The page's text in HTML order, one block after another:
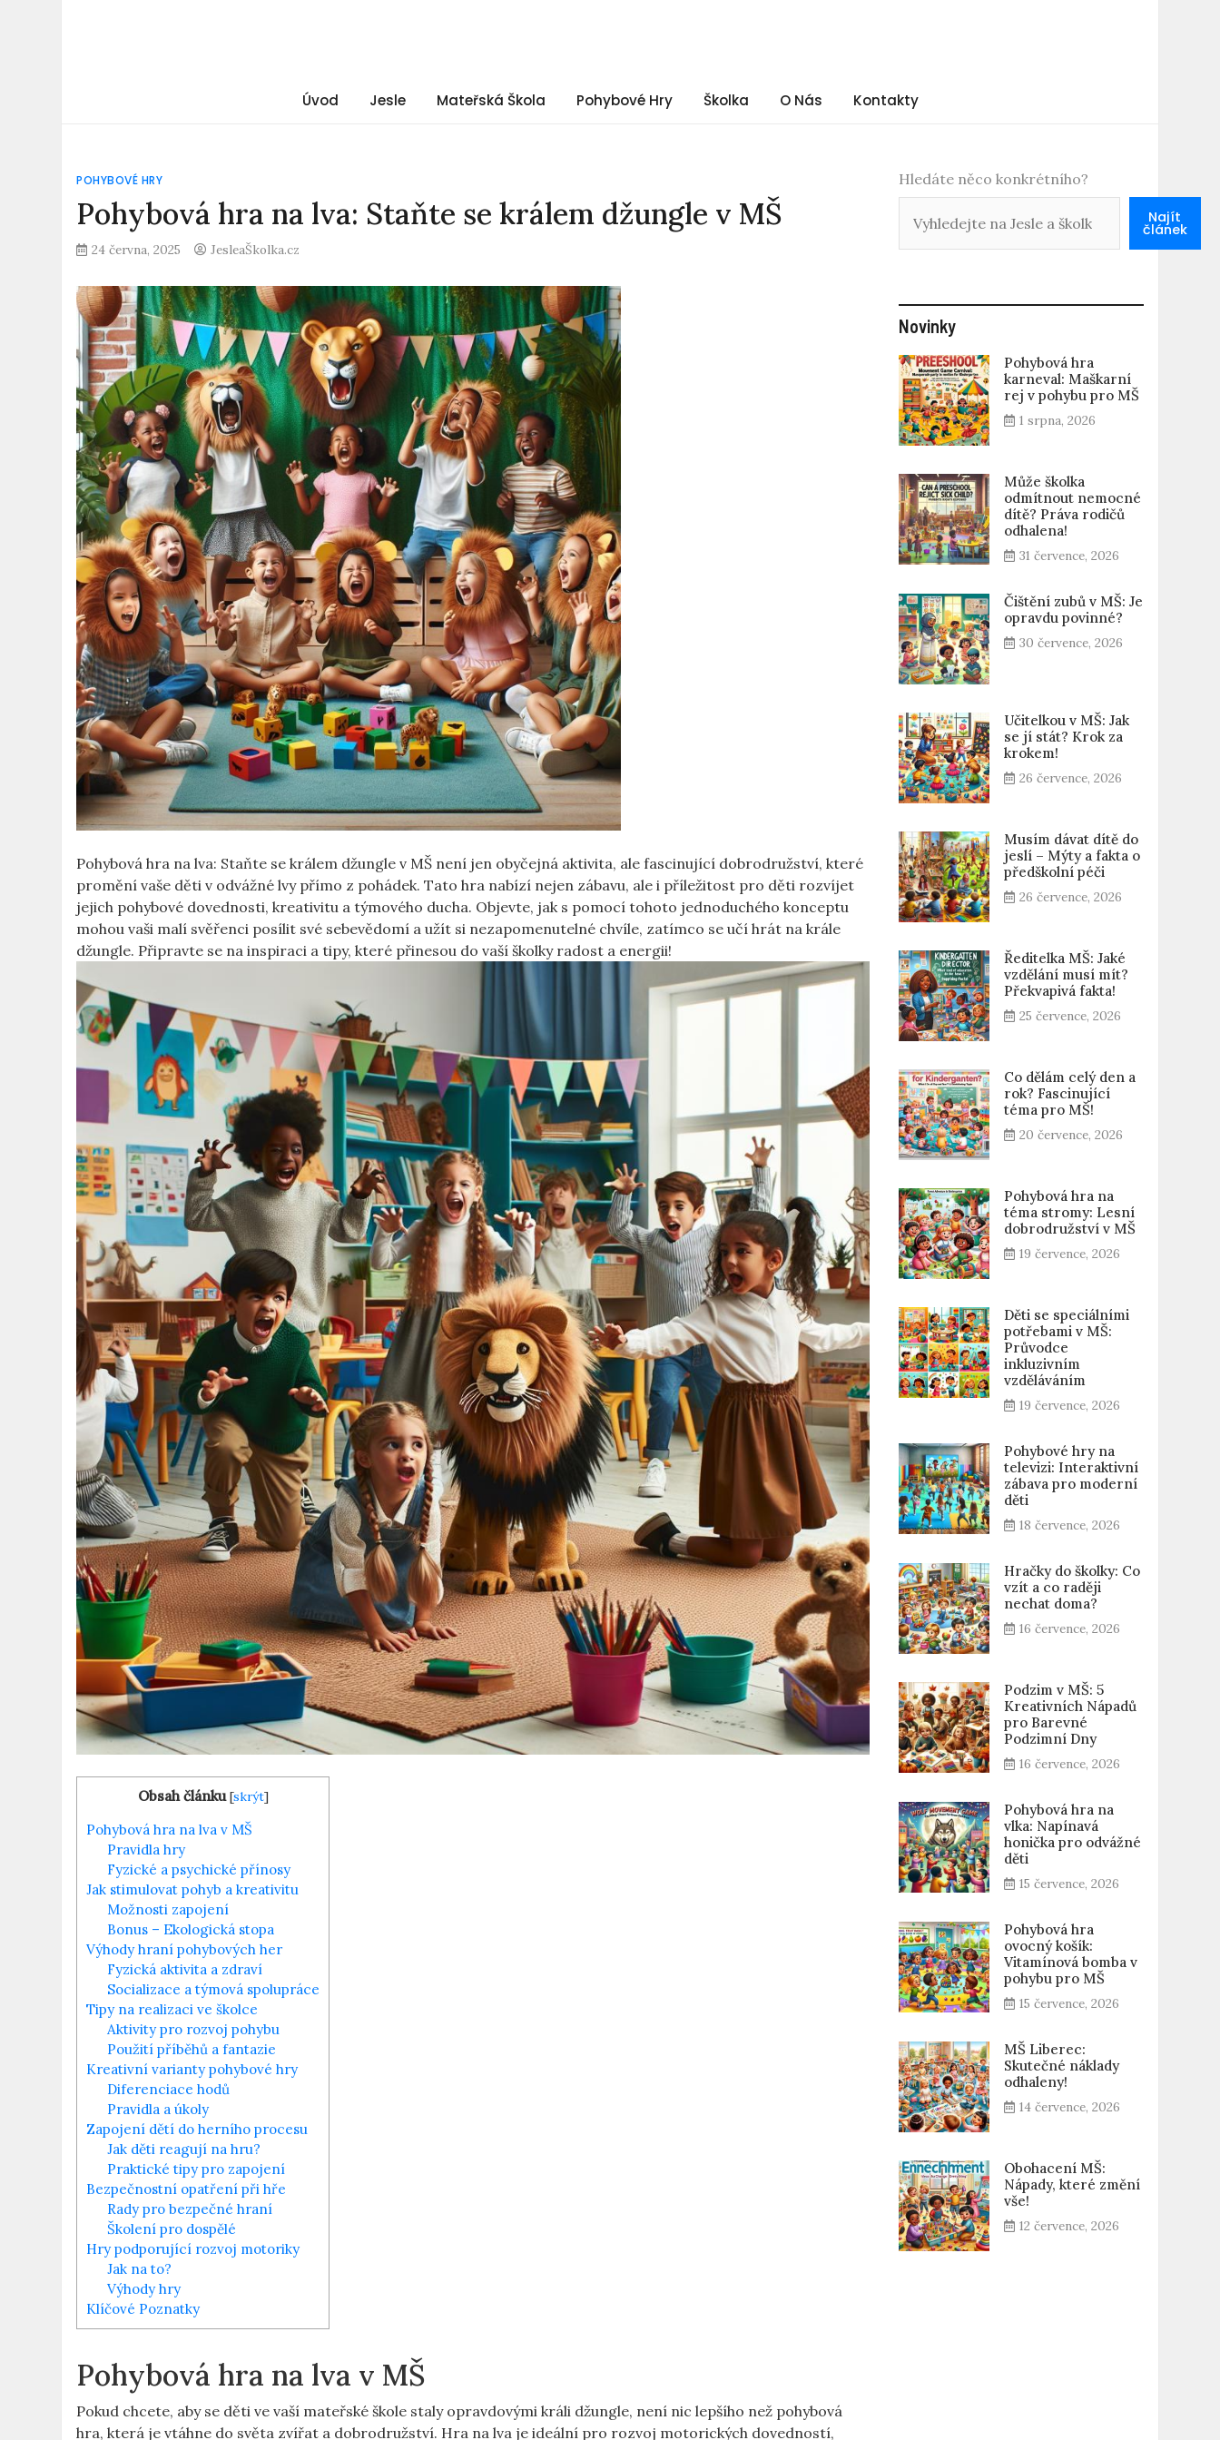
Úvod Jesle Mateřská Škola Pohybové Hry Školka O Nás Kontakty
POHYBOVÉ HRY
Pohybová hra na lva: Staňte se králem džungle v MŠ
24 června, 2025 JesleaŠkolka.cz
Pohybová hra na lva: Staňte se králem džungle v MŠ není jen obyčejná aktivita, ale fascinující dobrodružství, které
promění vaše děti v odvážné lvy přímo z pohádek. Tato hra nabízí nejen zábavu,⁢ ale i příležitost pro děti rozvíjet
jejich pohybové ‍dovednosti, kreativitu a​ týmového ducha. Objevte, jak s pomocí tohoto jednoduchého konceptu
mohou vaši malí svěřenci posílit ⁣své sebevědomí a užít si nezapomenutelné chvíle, zatímco se učí hrát na ⁣krále
džungle. Připravte se na inspiraci a tipy, ⁤které přinesou ‍do vaší ⁤školky radost a energii!
Obsah článku [skrýt]
Pohybová hra na lva v MŠ
Pravidla hry
Fyzické a psychické přínosy
Jak stimulovat pohyb a‍ kreativitu
Možnosti ⁣zapojení
Bonus – Ekologická stopa
Výhody hraní‍ pohybových her
Fyzická aktivita a zdraví
Socializace a týmová​ spolupráce
Tipy na realizaci ve školce
Aktivity pro rozvoj pohybu
Použití příběhů a fantazie
Kreativní varianty pohybové hry
Diferenciace hodů
Pravidla a úkoly
Zapojení dětí do herního procesu
Jak děti reagují na hru?
Praktické tipy pro zapojení
Bezpečnostní opatření ​při ⁣hře
Rady⁣ pro bezpečné hraní
Školení pro dospělé
Hry ⁣podporující rozvoj motoriky
Jak na to?
Výhody⁢ hry
Klíčové Poznatky
Pohybová hra na lva v MŠ
Pokud chcete,⁤ aby se děti ve‌ vaší mateřské škole staly opravdovými⁢ králi džungle, není nic lepšího než pohybová
hra, která je vtáhne do světa zvířat a dobrodružství. Hra na lva je ideální⁣ pro rozvoj motorických dovedností,
Hledáte něco konkrétního?
Najít
článek
Novinky
Pohybová hra
karneval: Maškarní
rej v pohybu pro MŠ
1 srpna, 2026
Může školka
odmítnout nemocné
dítě? Práva rodičů
odhalena!
31 července, 2026
Čištění zubů v MŠ: Je
opravdu povinné?
30 července, 2026
Učitelkou v MŠ: Jak
se jí stát? Krok za
krokem!
26 července, 2026
Musím dávat dítě do
jeslí – Mýty a fakta o
předškolní péči
26 července, 2026
Ředitelka MŠ: Jaké
vzdělání musí mít?
Překvapivá fakta!
25 července, 2026
Co dělám celý den a
rok? Fascinující
téma pro MŠ!
20 července, 2026
Pohybová hra na
téma stromy: Lesní
dobrodružství v MŠ
19 července, 2026
Děti se speciálními
potřebami v MŠ:
Průvodce
inkluzivním
vzděláváním
19 července, 2026
Pohybové hry na
televizi: Interaktivní
zábava pro moderní
děti
18 července, 2026
Hračky do školky: Co
vzít a co raději
nechat doma?
16 července, 2026
Podzim v MŠ: 5
Kreativních Nápadů
pro Barevné
Podzimní Dny
16 července, 2026
Pohybová hra na
vlka: Napínavá
honička pro odvážné
děti
15 července, 2026
Pohybová hra
ovocný košík:
Vitamínová bomba v
pohybu pro MŠ
15 července, 2026
MŠ Liberec:
Skutečné náklady
odhaleny!
14 července, 2026
Obohacení MŠ:
Nápady, které změní
vše!
12 července, 2026